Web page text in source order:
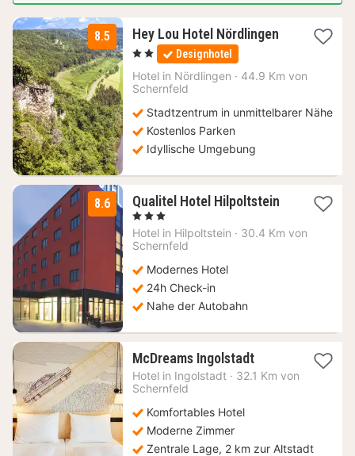
8.5 Hey Lou Hotel Nördlingen2
Nächte
64
, 2 Sterne Designhotel
Hotel in Nördlingen · 44.9 Km von
Schernfeld
Stadtzentrum in unmittelbarer Nähe
Kostenlos Parken
Idyllische Umgebung
8.6 Qualitel Hotel Hilpoltstein1
ab
, 3 Sterne
Hotel in Hilpoltstein · 30.4 Km von
Schernfeld
Modernes Hotel
24h Check-in
Nahe der Autobahn
McDreams Ingolstadt1
Nacht
Hotel in Ingolstadt · 32.1 Km von
Schernfeld
Komfortables Hotel
Moderne Zimmer
Zentrale Lage, 2 km zur Altstadt